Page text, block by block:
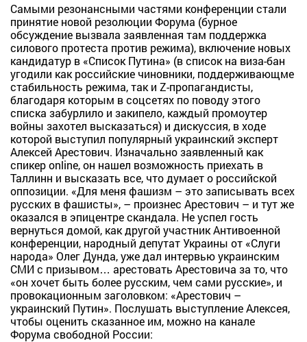
Самыми резонансными частями конференции стали
принятие новой резолюции Форума (бурное
обсуждение вызвала заявленная там поддержка
силового протеста против режима), включение новых
кандидатур в «Список Путина» (в список на виза-бан
угодили как российские чиновники, поддерживающме
стабильность режима, так и Z-пропагандисты,
благодаря которым в соцсетях по поводу этого
списка забурлило и закипело, каждый промоутер
войны захотел высказаться) и дискуссия, в ходе
которой выступил популярный украинский эксперт
Алексей Арестович. Изначально заявленный как
спикер online, он нашел возможность приехать в
Таллинн и высказать все, что думает о российской
оппозиции. «Для меня фашизм – это записывать всех
русских в фашисты», – произнес Арестович – и тут же
оказался в эпицентре скандала. Не успел гость
вернуться домой, как другой участник Антивоенной
конференции, народный депутат Украины от «Слуги
народа» Олег Дунда, уже дал интервью украинским
СМИ с призывом… арестовать Арестовича за то, что
«он хочет быть более русским, чем сами русские», и
провокационным заголовком: «Арестович –
украинский Путин». Послушать выступление Алексея,
чтобы оценить сказанное им, можно на канале
Форума свободной России: